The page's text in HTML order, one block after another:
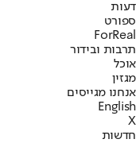
דעות
ספורט
ForReal
תרבות ובידור
אוכל
מגזין
אנחנו מגייסים
English
X
חדשות